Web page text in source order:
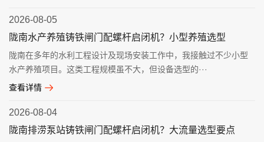
2026-08-05
陇南水产养殖铸铁闸门配螺杆启闭机？小型养殖选型
陇南在多年的水利工程设计及现场安装工作中，我接触过不少小型
水产养殖项目。这类工程规模虽不大，但设备选型的···
查看详情
2026-08-04
陇南排涝泵站铸铁闸门配螺杆启闭机？大流量选型要点